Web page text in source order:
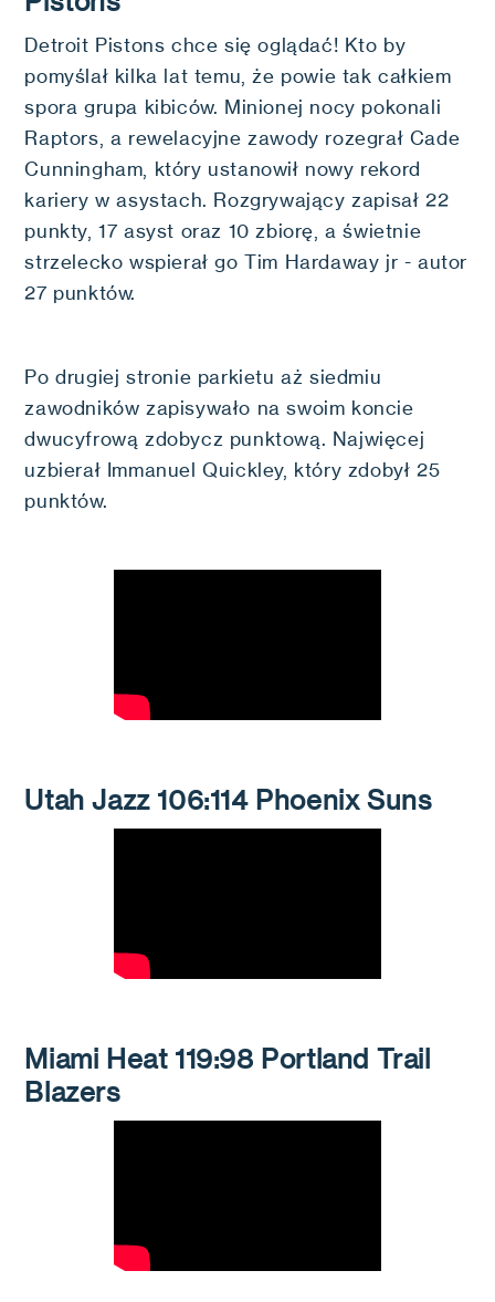
Detroit Pistons chce się oglądać! Kto by
pomyślał kilka lat temu, że powie tak całkiem
spora grupa kibiców. Minionej nocy pokonali
Raptors, a rewelacyjne zawody rozegrał Cade
Cunningham, który ustanowił nowy rekord
kariery w asystach. Rozgrywający zapisał 22
punkty, 17 asyst oraz 10 zbiorę, a świetnie
strzelecko wspierał go Tim Hardaway jr - autor
27 punktów.
Po drugiej stronie parkietu aż siedmiu
zawodników zapisywało na swoim koncie
dwucyfrową zdobycz punktową. Najwięcej
uzbierał Immanuel Quickley, który zdobył 25
punktów.
Utah Jazz 106:114 Phoenix Suns
Miami Heat 119:98 Portland Trail
Blazers